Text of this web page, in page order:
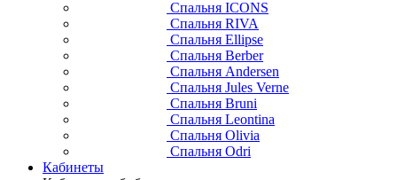
Спальня ICONS
Спальня RIVA
Спальня Ellipse
Спальня Berber
Спальня Andersen
Спальня Jules Verne
Спальня Bruni
Спальня Leontina
Спальня Olivia
Спальня Odri
Кабинеты